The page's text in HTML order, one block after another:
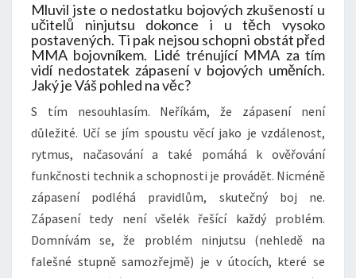
Mluvil jste o nedostatku bojových zkušeností u
učitelů ninjutsu dokonce i u těch vysoko
postavených. Ti pak nejsou schopni obstát před
MMA bojovníkem. Lidé trénující MMA za tím
vidí nedostatek zápasení v bojových uměních.
Jaký je Váš pohled na věc?
S tím nesouhlasím. Neříkám, že zápasení není
důležité. Učí se jím spoustu věcí jako je vzdálenost,
rytmus, načasování a také pomáhá k ověřování
funkčnosti technik a schopnosti je provádět. Nicméně
zápasení podléhá pravidlům, skutečný boj ne.
Zápasení tedy není všelék řešící každý problém.
Domnívám se, že problém ninjutsu (nehledě na
falešné stupně samozřejmě) je v útocích, které se